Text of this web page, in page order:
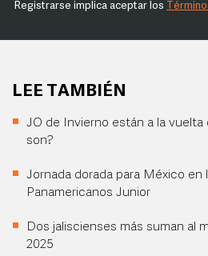
Registrarse implica aceptar los
LEE TAMBIÉN
JO de Invierno están a la vuelta
son?
Jornada dorada para México en
Panamericanos Junior
Dos jaliscienses más suman al
2025